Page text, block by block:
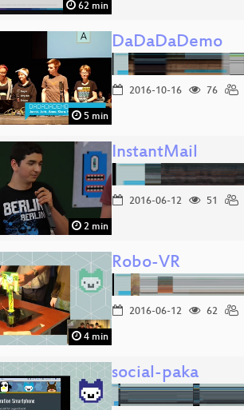
62 min
5 min
DaDaDaDemo
2016-10-16 76
2 min
InstantMail
2016-06-12 51
4 min
Robo-VR
2016-06-12 62
social-paka